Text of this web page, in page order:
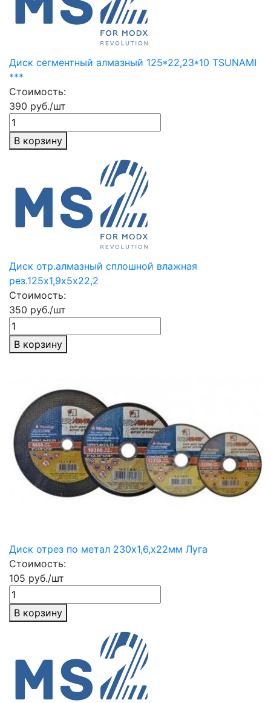
Диск сегментный алмазный 125*22,23*10 TSUNAMI
***
Стоимость:
390 руб./шт
В корзину
Диск отр.алмазный сплошной влажная
рез.125х1,9х5х22,2
Стоимость:
350 руб./шт
В корзину
Диск отрез по метал 230х1,6,х22мм Луга
Стоимость:
105 руб./шт
В корзину